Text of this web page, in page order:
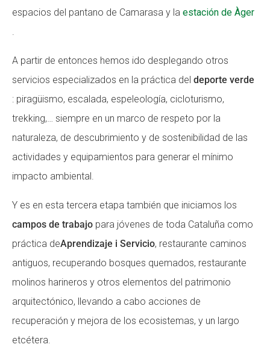
espacios del pantano de Camarasa y la estación de Àger
.
A partir de entonces hemos ido desplegando otros
servicios especializados en la práctica del deporte verde
: piragüismo, escalada, espeleología, cicloturismo,
trekking,… siempre en un marco de respeto por la
naturaleza, de descubrimiento y de sostenibilidad de las
actividades y equipamientos para generar el mínimo
impacto ambiental.
Y es en esta tercera etapa también que iniciamos los
campos de trabajo para jóvenes de toda Cataluña como
práctica deAprendizaje i Servicio, restaurante caminos
antiguos, recuperando bosques quemados, restaurante
molinos harineros y otros elementos del patrimonio
arquitectónico, llevando a cabo acciones de
recuperación y mejora de los ecosistemas, y un largo
etcétera.